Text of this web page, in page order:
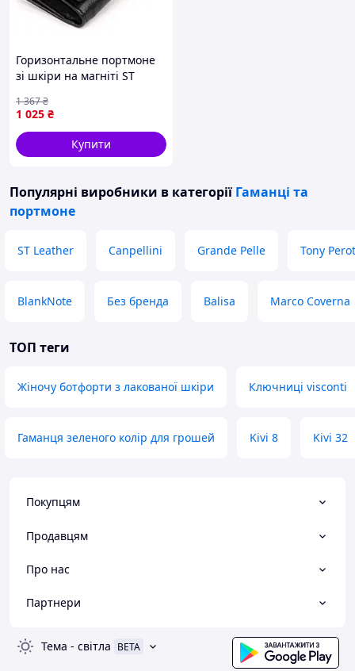
Горизонтальне портмоне
зі шкіри на магніті ST
12х7,5х2,5
1 025 ₴
1 367₴
Купити
Популярні виробники в категорії Гаманці та
портмоне
ST Leather Canpellini Grande Pelle Tony
BlankNote Без бренда Balisa Marco Coverna
ТОП теги
Жіночу ботфорти з лакованої шкіри Ключниці visconti
Гаманця зеленого колір для грошей Kivi 8 Kivi 32
Покупцям
Продавцям
Про нас
Партнери
Тема - світла BETA